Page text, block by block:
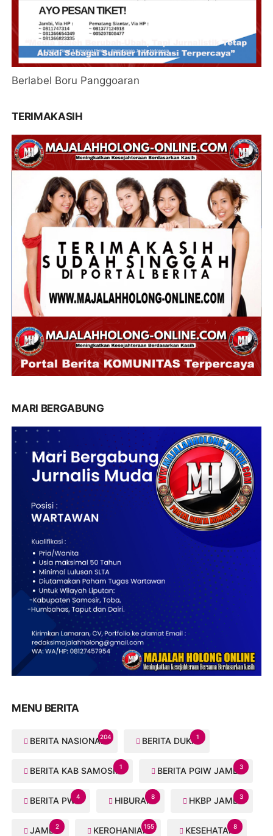
Berlabel Boru Panggoaran
TERIMAKASIH
MARI BERGABUNG
MENU BERITA
BERITA NASIONAL204 BERITA DUKA1
BERITA KAB SAMOSIR1 BERITA PGIW JAMBI3
BERITA PWI4 HIBURAN8 HKBP JAMBI3
JAMBI2 KEROHANIAN155 KESEHATAN8